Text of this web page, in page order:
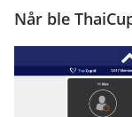
Når ble